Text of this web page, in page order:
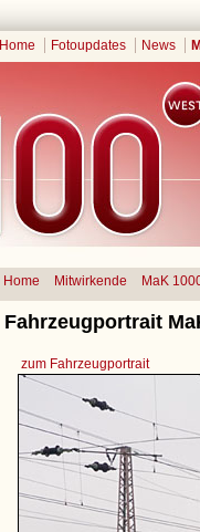
Home Fotoupdates News
Home Mitwirkende MaK
Fahrzeugportrait
zum Fahrzeugportrait